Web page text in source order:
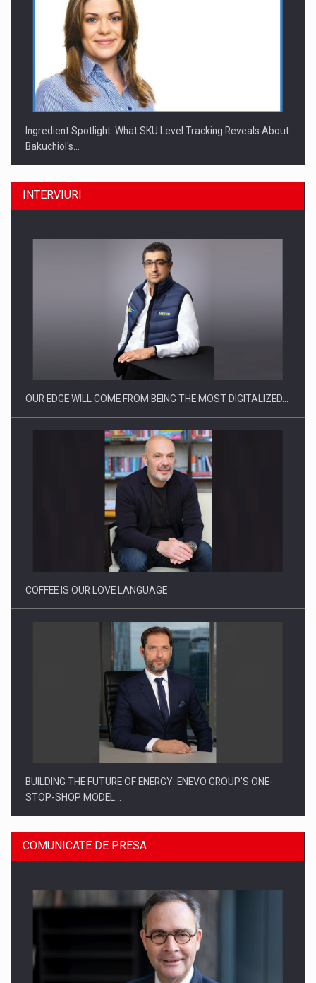
Ingredient Spotlight: What SKU Level Tracking Reveals About
Bakuchiol's…
Producatorii si comerciantii care nu se supun noilor
Proteinmaxxing and the Future of Protein Demand
INTERVIURI
OUR EDGE WILL COME FROM BEING THE MOST DIGITALIZED…
COFFEE IS OUR LOVE LANGUAGE
BUILDING THE FUTURE OF ENERGY: ENEVO GROUP’S ONE-
STOP-SHOP MODEL…
COMUNICATE DE PRESA